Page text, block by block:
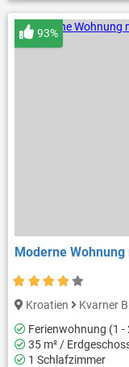
Moderne
93%
Kroatien Kvarner
Ferienwohnung (1 -
35 m² /
1 Schlafzimmer